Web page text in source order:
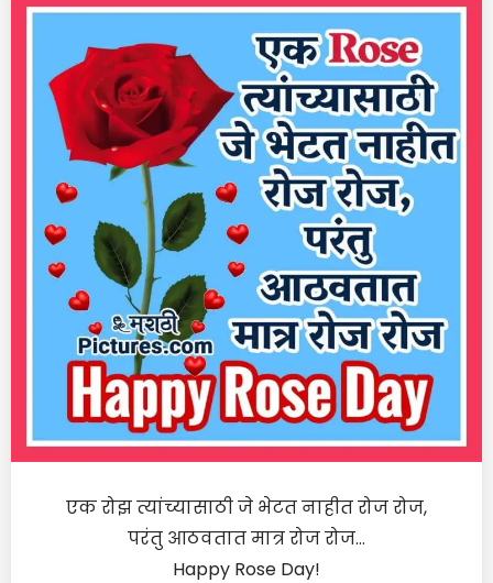
एक रोझ त्यांच्यासाठी जे भेटत नाहीत रोज रोज,
परंतु आठवतात मात्र रोज रोज…
Happy Rose Day!